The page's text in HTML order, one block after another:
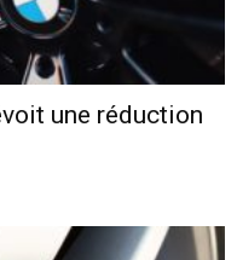
une réduction